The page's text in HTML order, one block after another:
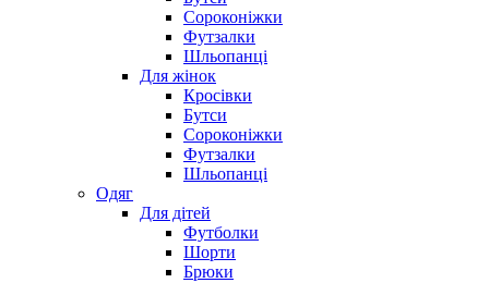
Сороконіжки
Футзалки
Шльопанці
Для жінок
Кросівки
Бутси
Сороконіжки
Футзалки
Шльопанці
Одяг
Для дітей
Футболки
Шорти
Брюки